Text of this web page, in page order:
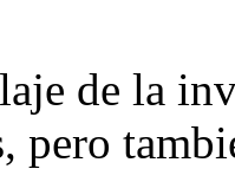
de la
pero